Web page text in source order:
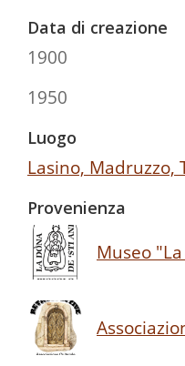
Data di creazione
1900
1950
Luogo
Lasino, Madruzzo,
Provenienza
Museo